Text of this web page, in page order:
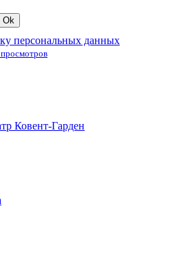
Ok
персональных данных
Ковент-Гарден